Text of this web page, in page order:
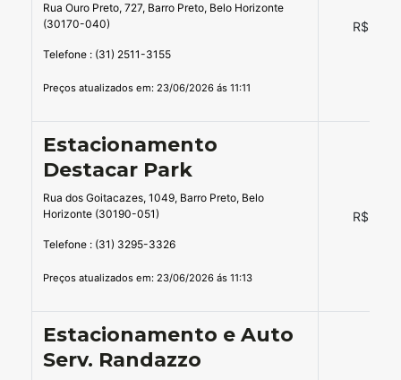
Rua Ouro Preto, 727, Barro Preto, Belo Horizonte
(30170-040)
Telefone : (31) 2511-3155
Preços atualizados em: 23/06/2026 ás 11:11
R$
Estacionamento
Destacar Park
Rua dos Goitacazes, 1049, Barro Preto, Belo
Horizonte (30190-051)
Telefone : (31) 3295-3326
Preços atualizados em: 23/06/2026 ás 11:13
R$
Estacionamento e Auto
Serv. Randazzo